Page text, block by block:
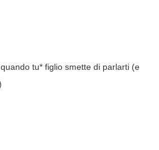
tu* figlio smette di parlarti (e